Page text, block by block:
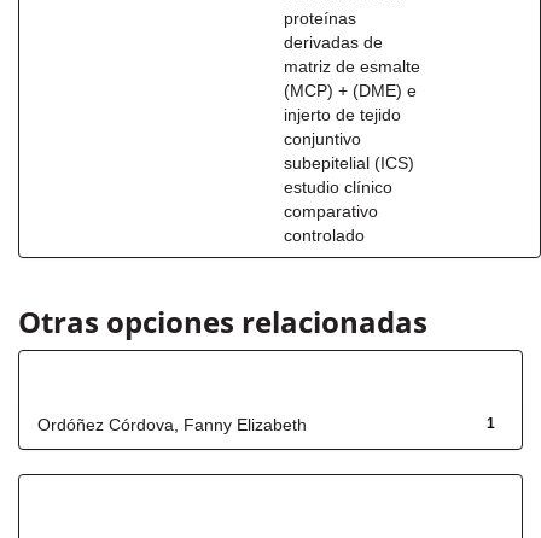
proteínas
derivadas de
matriz de esmalte
(MCP) + (DME) e
injerto de tejido
conjuntivo
subepitelial (ICS)
estudio clínico
comparativo
controlado
Otras opciones relacionadas
1
Ordóñez Córdova, Fanny Elizabeth